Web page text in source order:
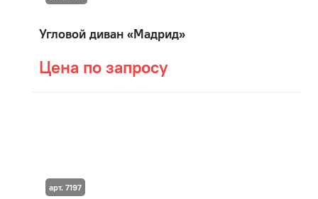
Угловой диван «Мадрид»
Цена по запросу
арт. 7197